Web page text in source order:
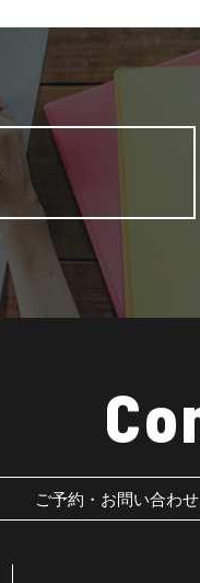
ご予約・お問い合わ